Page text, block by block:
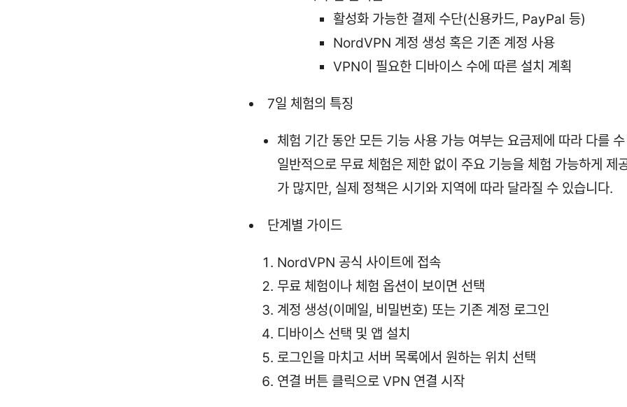
활성화 가능한 결제 수단(신용카드, PayPal 등)
NordVPN 계정 생성 혹은 기존 계정 사용
VPN이 필요한 디바이스 수에 따른 설치 계획
7일 체험의 특징
체험 기간 동안 모든 기능 사용 가능 여부는 요금제에 따라 다를
일반적으로 무료 체험은 제한 없이 주요 기능을 체험 가능하게 제
가 많지만, 실제 정책은 시기와 지역에 따라 달라질 수 있습니다.
단계별 가이드
NordVPN 공식 사이트에 접속
무료 체험이나 체험 옵션이 보이면 선택
계정 생성(이메일, 비밀번호) 또는 기존 계정 로그인
디바이스 선택 및 앱 설치
로그인을 마치고 서버 목록에서 원하는 위치 선택
연결 버튼 클릭으로 VPN 연결 시작